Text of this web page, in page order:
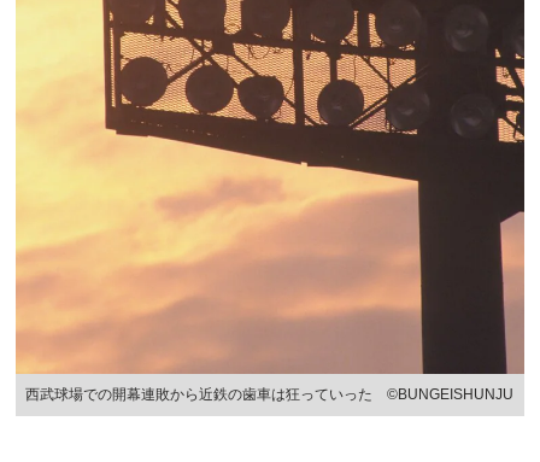
西武球場での開幕連敗から近鉄の歯車は狂っていった ©BUNGEISHUNJU